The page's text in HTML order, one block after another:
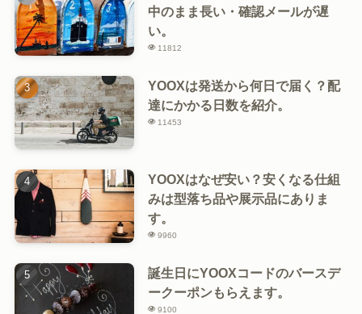
中のまま長い・確認メールが遅
い。
11812
YOOXは発送から何日で届く？配
達にかかる日数を紹介。
11453
YOOXはなぜ安い？安くなる仕組
みは型落ち品や展示品にありま
す。
9960
誕生日にYOOXコードのバースデ
ークーポンもらえます。
9100